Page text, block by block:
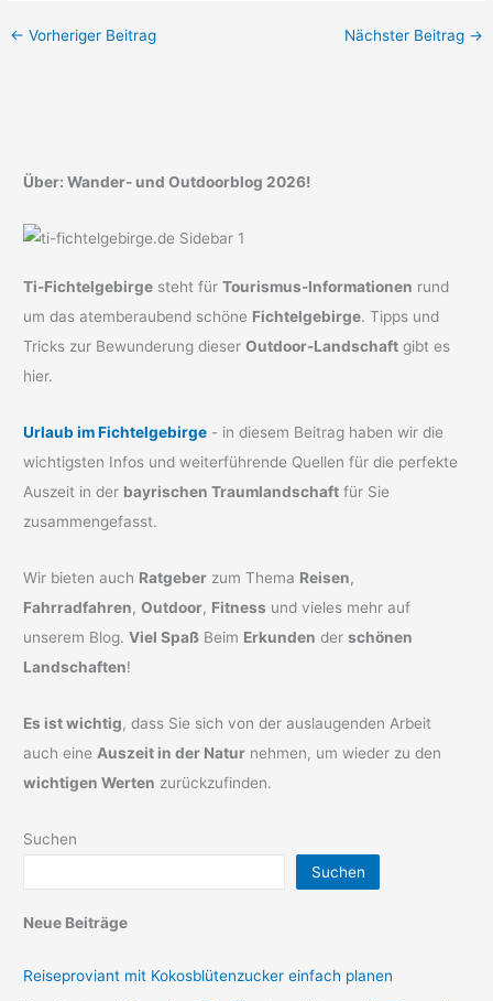
← Vorheriger Beitrag Nächster Beitrag →
Über: Wander- und Outdoorblog 2026!
Ti-Fichtelgebirge steht fürTourismus-Informationen rund
um das atemberaubend schöne Fichtelgebirge. Tipps und
Tricks zur Bewunderung dieserOutdoor-Landschaft gibt es
hier.
Urlaub im Fichtelgebirge - in diesem Beitrag haben wir die
wichtigsten Infos und weiterführende Quellen für die perfekte
Auszeit in der bayrischen Traumlandschaft für Sie
zusammengefasst.
Wir bieten auch Ratgeber zum Thema Reisen,
Fahrradfahren,Outdoor, Fitness und vieles mehr auf
unserem Blog.Viel Spaß Beim Erkunden derschönen
Landschaften!
Es ist wichtig, dass Sie sich von der auslaugenden Arbeit
auch eineAuszeit in der Natur nehmen, um wieder zu den
wichtigen Werten zurückzufinden.
Suchen
Suchen
Neue Beiträge
Reiseproviant mit Kokosblütenzucker einfach planen